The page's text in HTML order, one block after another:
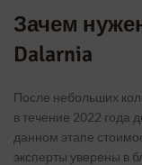
Зачем
Dalarnia
После небольших
в течение 2022 года
данном этапе
эксперты уверены в